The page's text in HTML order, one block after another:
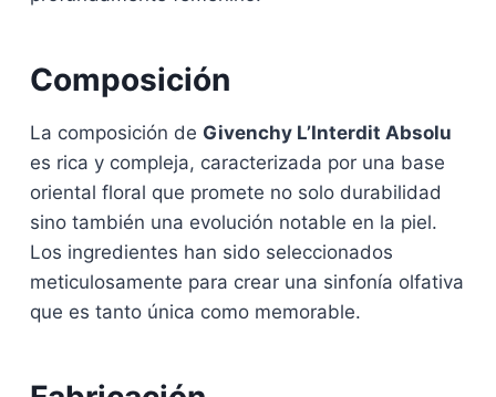
Composición
La composición de Givenchy L’Interdit Absolu
es rica y compleja, caracterizada por una base
oriental floral que promete no solo durabilidad
sino también una evolución notable en la piel.
Los ingredientes han sido seleccionados
meticulosamente para crear una sinfonía olfativa
que es tanto única como memorable.